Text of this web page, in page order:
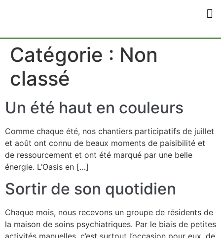
Catégorie : Non
classé
Un été haut en couleurs
Comme chaque été, nos chantiers participatifs de juillet
et août ont connu de beaux moments de paisibilité et
de ressourcement et ont été marqué par une belle
énergie. L’Oasis en […]
Sortir de son quotidien
Chaque mois, nous recevons un groupe de résidents de
la maison de soins psychiatriques. Par le biais de petites